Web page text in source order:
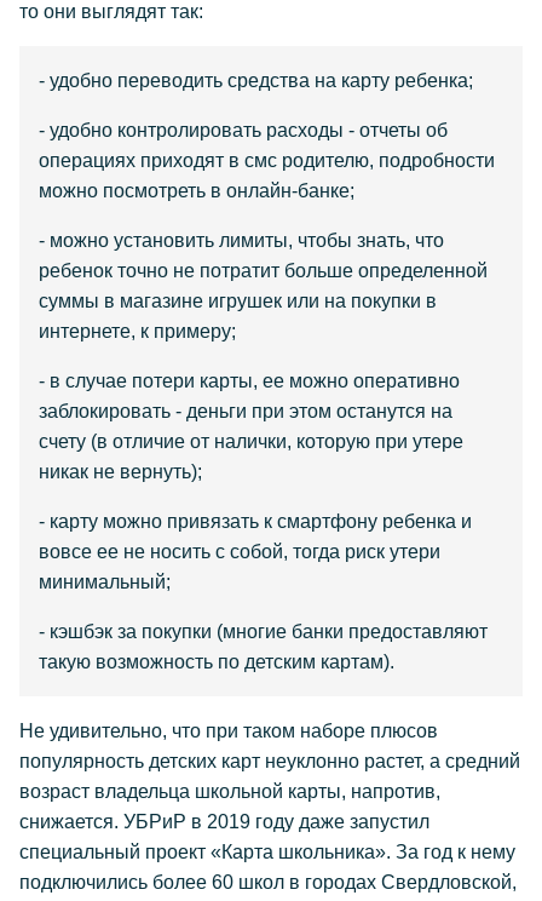
то они выглядят так:
- удобно переводить средства на карту ребенка;
- удобно контролировать расходы - отчеты об
операциях приходят в смс родителю, подробности
можно посмотреть в онлайн-банке;
- можно установить лимиты, чтобы знать, что
ребенок точно не потратит больше определенной
суммы в магазине игрушек или на покупки в
интернете, к примеру;
- в случае потери карты, ее можно оперативно
заблокировать - деньги при этом останутся на
счету (в отличие от налички, которую при утере
никак не вернуть);
- карту можно привязать к смартфону ребенка и
вовсе ее не носить с собой, тогда риск утери
минимальный;
- кэшбэк за покупки (многие банки предоставляют
такую возможность по детским картам).
Не удивительно, что при таком наборе плюсов
популярность детских карт неуклонно растет, а средний
возраст владельца школьной карты, напротив,
снижается. УБРиР в 2019 году даже запустил
специальный проект «Карта школьника». За год к нему
подключились более 60 школ в городах Свердловской,